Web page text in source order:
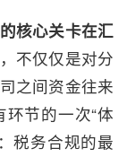
核心关卡在汇
不仅仅是对分
之间资金往来
节的一次“体
税务合规的最